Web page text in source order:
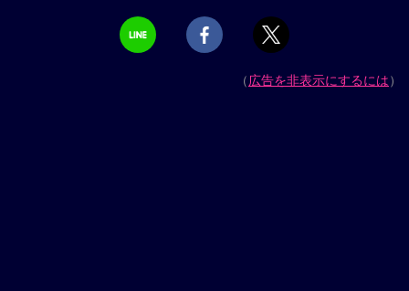
（広告を非表示にするには）